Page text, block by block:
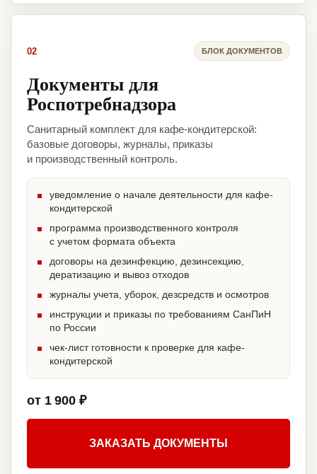
02 БЛОК ДОКУМЕНТОВ
Документы для
Роспотребнадзора
Санитарный комплект для кафе-кондитерской:
базовые договоры, журналы, приказы
и производственный контроль.
уведомление о начале деятельности для кафе-
кондитерской
программа производственного контроля
с учетом формата объекта
договоры на дезинфекцию, дезинсекцию,
дератизацию и вывоз отходов
журналы учета, уборок, дезсредств и осмотров
инструкции и приказы по требованиям СанПиН
по России
чек-лист готовности к проверке для кафе-
кондитерской
от 1 900 ₽
ЗАКАЗАТЬ ДОКУМЕНТЫ